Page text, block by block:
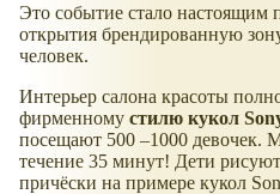
Это событие стало настоящим
открытия брендированную
человек.
Интерьер салона красоты
фирменному стилю кукол
посещают 500 –1000 девочек.
течение 35 минут! Дети
причёски на примере кукол